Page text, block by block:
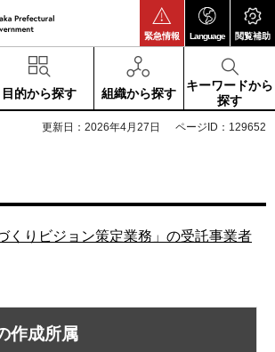
緊急情報 Language 閲覧補助
目的から探す 組織から探す
キーワードから
探す
更新日：2026年4月27日 ページID：129652
くりビジョン策定業務」の受託事業者
作成所属